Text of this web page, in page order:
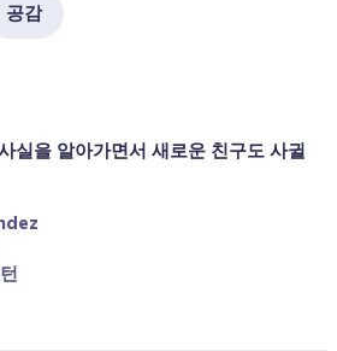
공감
실을 알아가면서 새로운 친구도 사귈